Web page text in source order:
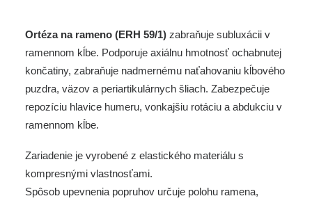
Ortéza na rameno (ERH 59/1) zabraňuje subluxácii v
ramennom kĺbe. Podporuje axiálnu hmotnosť ochabnutej
končatiny, zabraňuje nadmernému naťahovaniu kĺbového
puzdra, väzov a periartikulárnych šliach. Zabezpečuje
repozíciu hlavice humeru, vonkajšiu rotáciu a abdukciu v
ramennom kĺbe.
Zariadenie je vyrobené z elastického materiálu s
kompresnými vlastnosťami.
Spôsob upevnenia popruhov určuje polohu ramena,